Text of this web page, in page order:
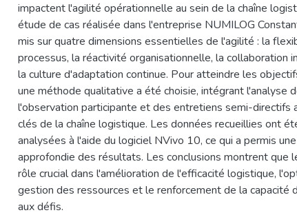
impactent l'agilité opérationnelle au sein de la chaîne
étude de cas réalisée dans l'entreprise NUMILOG
mis sur quatre dimensions essentielles de l'agilité : la
processus, la réactivité organisationnelle, la collaboration
la culture d'adaptation continue. Pour atteindre les
une méthode qualitative a été choisie, intégrant l'analyse
l'observation participante et des entretiens semi-directifs
clés de la chaîne logistique. Les données recueillies ont
analysées à l'aide du logiciel NVivo 10, ce qui a permis
approfondie des résultats. Les conclusions montrent que
rôle crucial dans l'amélioration de l'efficacité logistique,
gestion des ressources et le renforcement de la capacité
aux défis.